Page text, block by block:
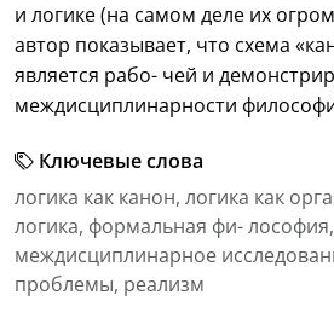
и логике (на самом деле их
автор показывает, что схема
является рабо- чей и
междисциплинарности
Ключевые слова
логика как канон, логика как
логика, формальная фи-
междисциплинарное
проблемы, реализм